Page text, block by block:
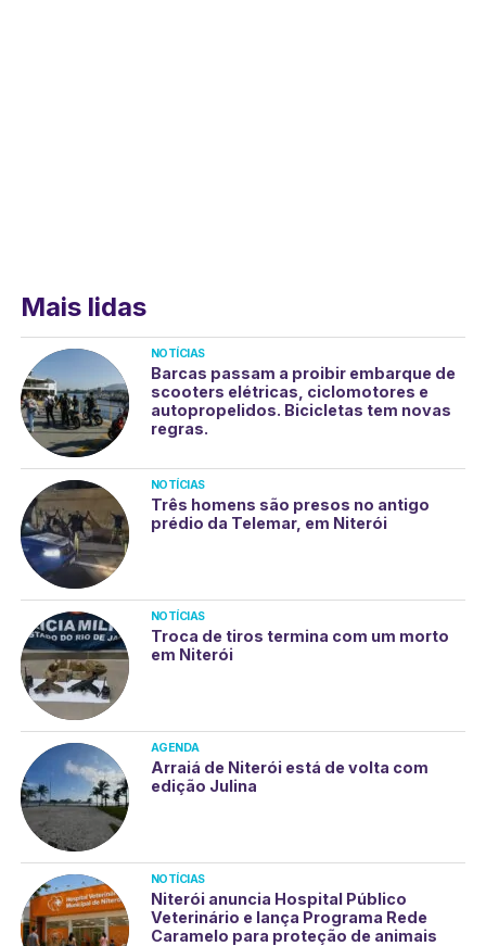
Mais lidas
NOTÍCIAS
Barcas passam a proibir embarque de
scooters elétricas, ciclomotores e
autopropelidos. Bicicletas tem novas
regras.
NOTÍCIAS
Três homens são presos no antigo
prédio da Telemar, em Niterói
NOTÍCIAS
Troca de tiros termina com um morto
em Niterói
AGENDA
Arraiá de Niterói está de volta com
edição Julina
NOTÍCIAS
Niterói anuncia Hospital Público
Veterinário e lança Programa Rede
Caramelo para proteção de animais